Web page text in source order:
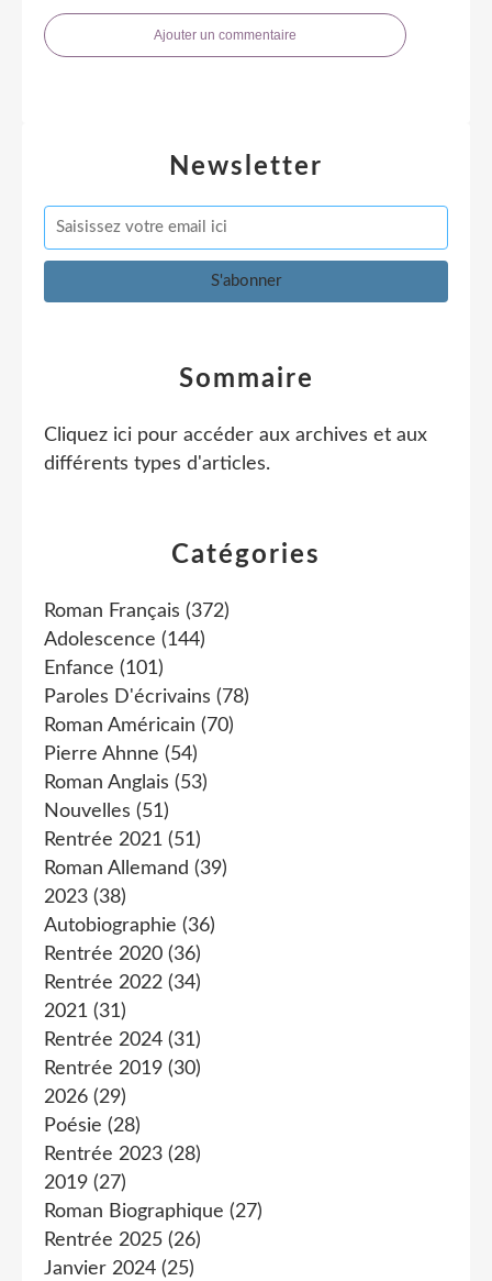
Ajouter un commentaire
Newsletter
Catégories
Roman Français (372)
Adolescence (144)
Enfance (101)
Paroles D'écrivains (78)
Roman Américain (70)
Pierre Ahnne (54)
Roman Anglais (53)
Nouvelles (51)
Rentrée 2021 (51)
Roman Allemand (39)
2023 (38)
Autobiographie (36)
Rentrée 2020 (36)
Rentrée 2022 (34)
2021 (31)
Rentrée 2024 (31)
Rentrée 2019 (30)
2026 (29)
Poésie (28)
Rentrée 2023 (28)
2019 (27)
Roman Biographique (27)
Rentrée 2025 (26)
Janvier 2024 (25)
Sommaire
Cliquez ici pour accéder aux archives et aux
différents types d'articles.